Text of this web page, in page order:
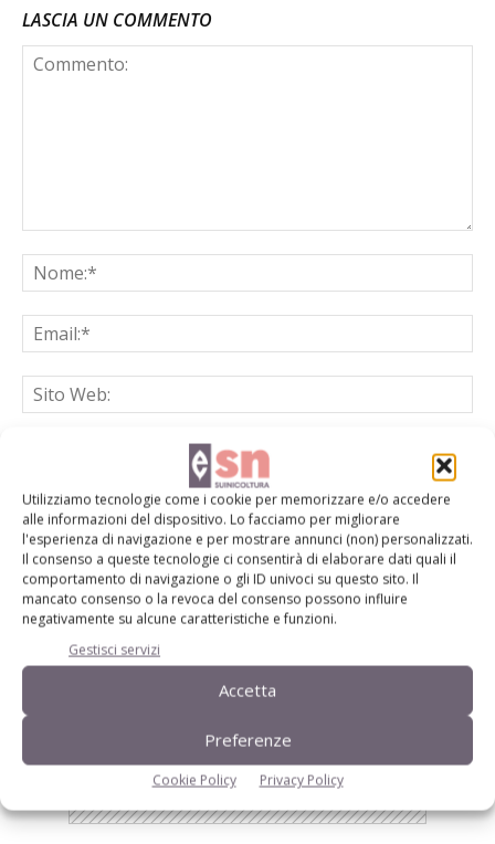
Utilizziamo tecnologie come i cookie per memorizzare e/o accedere
alle informazioni del dispositivo. Lo facciamo per migliorare
l'esperienza di navigazione e per mostrare annunci (non) personalizzati.
Il consenso a queste tecnologie ci consentirà di elaborare dati quali il
comportamento di navigazione o gli ID univoci su questo sito. Il
mancato consenso o la revoca del consenso possono influire
negativamente su alcune caratteristiche e funzioni.
Gestisci servizi
Accetta
Preferenze
Cookie Policy Privacy Policy
LASCIA UN COMMENTO
Salva il mio nome, email e sito web in questo browser per la
prossima volta che commento.
E-magazine
Tecniche, prodotti e servizi dalle aziende